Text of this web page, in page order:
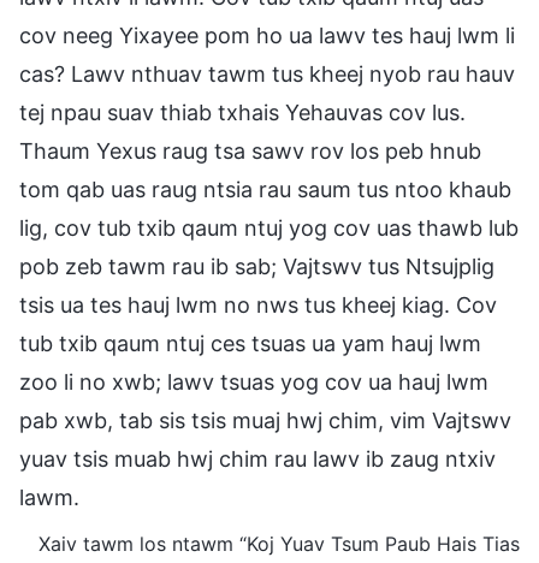
cov neeg Yixayee pom ho ua lawv tes hauj lwm li
cas? Lawv nthuav tawm tus kheej nyob rau hauv
tej npau suav thiab txhais Yehauvas cov lus.
Thaum Yexus raug tsa sawv rov los peb hnub
tom qab uas raug ntsia rau saum tus ntoo khaub
lig, cov tub txib qaum ntuj yog cov uas thawb lub
pob zeb tawm rau ib sab; Vajtswv tus Ntsujplig
tsis ua tes hauj lwm no nws tus kheej kiag. Cov
tub txib qaum ntuj ces tsuas ua yam hauj lwm
zoo li no xwb; lawv tsuas yog cov ua hauj lwm
pab xwb, tab sis tsis muaj hwj chim, vim Vajtswv
yuav tsis muab hwj chim rau lawv ib zaug ntxiv
lawm.
Xaiv tawm los ntawm “Koj Yuav Tsum Paub Hais Tias